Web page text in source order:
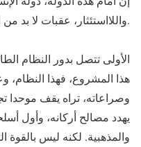
واللااستئثار، عقبات لا بد من السعي لإيجاد حلول لتقاربها.
الأولى تتصل بدور النظام
هذا المشروع، فهذا النظام،
وصراعاته، تراه يقف موحدا
يهدد مصالح أركانه، وأول
والمذهبية. لكنه ليس بالقوة